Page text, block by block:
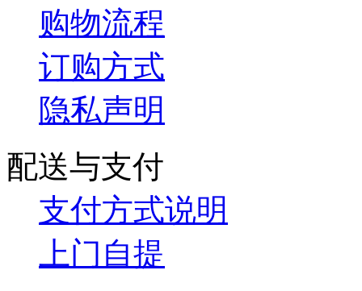
购物流程
订购方式
隐私声明
配送与支付
支付方式说明
上门自提